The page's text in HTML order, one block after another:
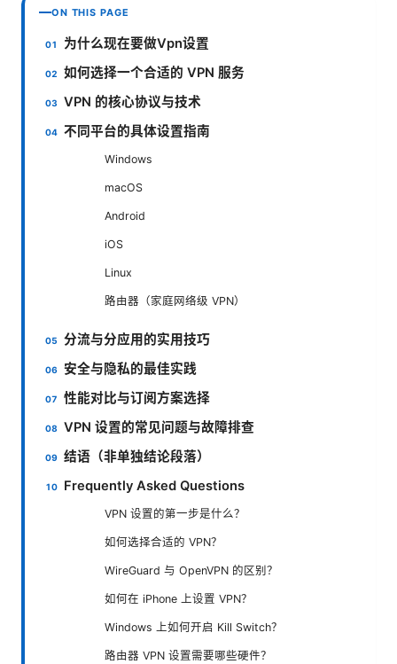
ON THIS PAGE
为什么现在要做Vpn设置
如何选择一个合适的 VPN 服务
VPN 的核心协议与技术
不同平台的具体设置指南
Windows
macOS
Android
iOS
Linux
路由器（家庭网络级 VPN）
分流与分应用的实用技巧
安全与隐私的最佳实践
性能对比与订阅方案选择
VPN 设置的常见问题与故障排查
结语（非单独结论段落）
Frequently Asked Questions
VPN 设置的第一步是什么？
如何选择合适的 VPN？
WireGuard 与 OpenVPN 的区别？
如何在 iPhone 上设置 VPN？
Windows 上如何开启 Kill Switch？
路由器 VPN 设置需要哪些硬件？